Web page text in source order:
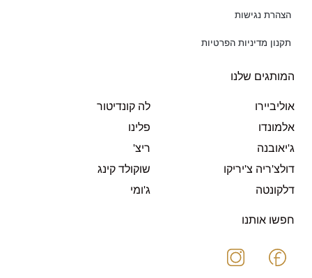
הצהרת נגישות
תקנון מדיניות הפרטיות
המותגים שלנו
אוליביירו
אלמונדו
ג'יאובנה
דולצ'ריה צ'יריקו
דלקונטה
לה קונדיטור
פלינו
ריצ'
שוקולד קינג
ג'ומי
חפשו אותנו